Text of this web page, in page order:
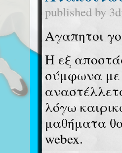
published by
Αγαπητοι
Η εξ
σύμφωνα με
λόγω
μαθήματα
webex.